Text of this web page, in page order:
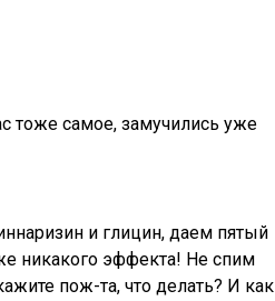
тоже самое, замучились уже
и глицин, даем пятый
никакого эффекта! Не спим
пож-та, что делать? И как